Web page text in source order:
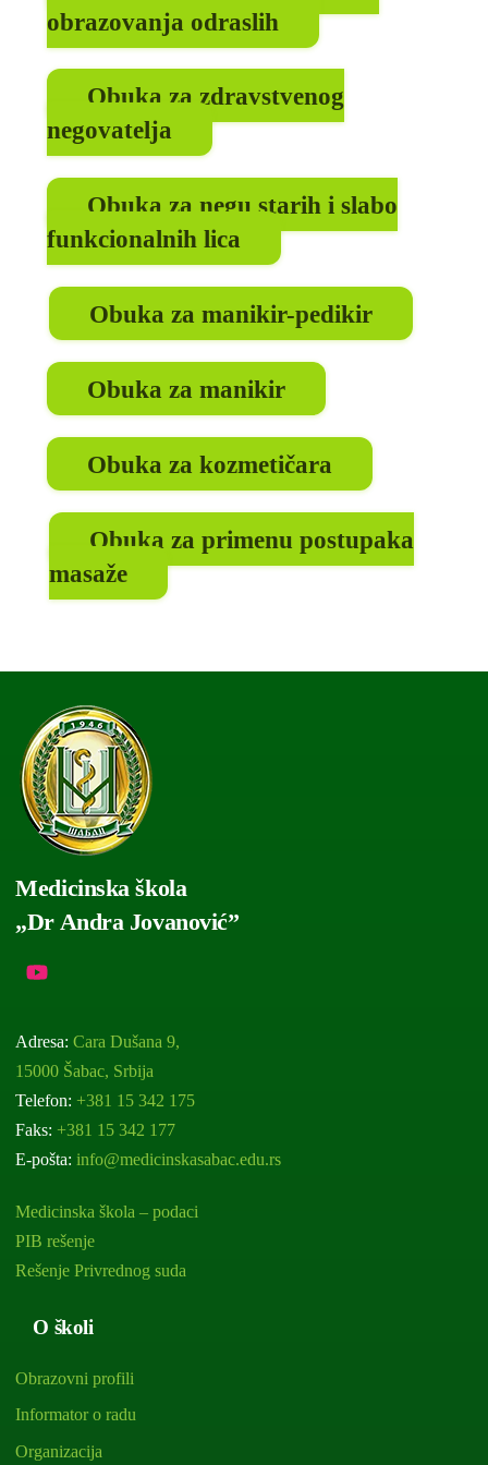
obrazovanja odraslih
Obuka za zdravstvenog
negovatelja
Obuka za negu starih i slabo
funkcionalnih lica
Obuka za manikir-pedikir
Obuka za manikir
Obuka za kozmetičara
Obuka za primenu postupaka
masaže
Medicinska škola
„Dr Andra Jovanović”
Adresa:Cara Dušana 9,
15000 Šabac, Srbija
Telefon: +381 15 342 175
Faks: +381 15 342 177
E-pošta:info@medicinskasabac.edu.rs
Medicinska škola – podaci
PIB rešenje
Rešenje Privrednog suda
O školi
Obrazovni profili
Informator o radu
Organizacija